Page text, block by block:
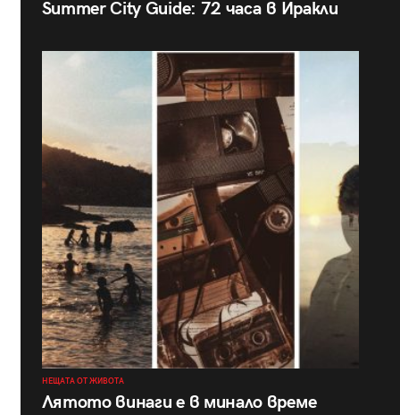
Summer City Guide: 72 часа в Иракли
НЕЩАТА ОТ ЖИВОТА
Лятото винаги е в минало време